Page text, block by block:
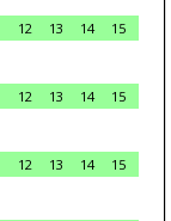
12 13 14
15
12 13 14
15
12 13 14
15